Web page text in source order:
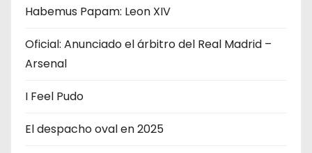
i
Habemus Papam: Leon XIV
Oficial: Anunciado el árbitro del Real Madrid –
Arsenal
I Feel Pudo
El despacho oval en 2025